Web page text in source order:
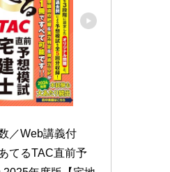
／Web講義付
てるTAC直前予